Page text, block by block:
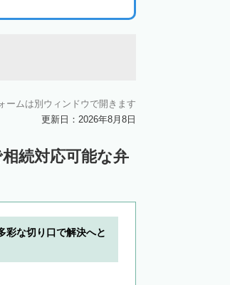
ームは別ウィンドウで開きます
更新日：2026年8月8日
続対応可能な弁
彩な切り口で解決へと